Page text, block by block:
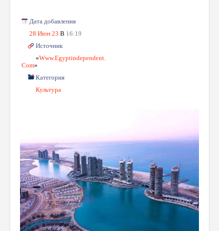
Дата добавления
28 Июн 23 В 16:19
Источник
«Www.egyptindependent.
Com»
Категория
Культура